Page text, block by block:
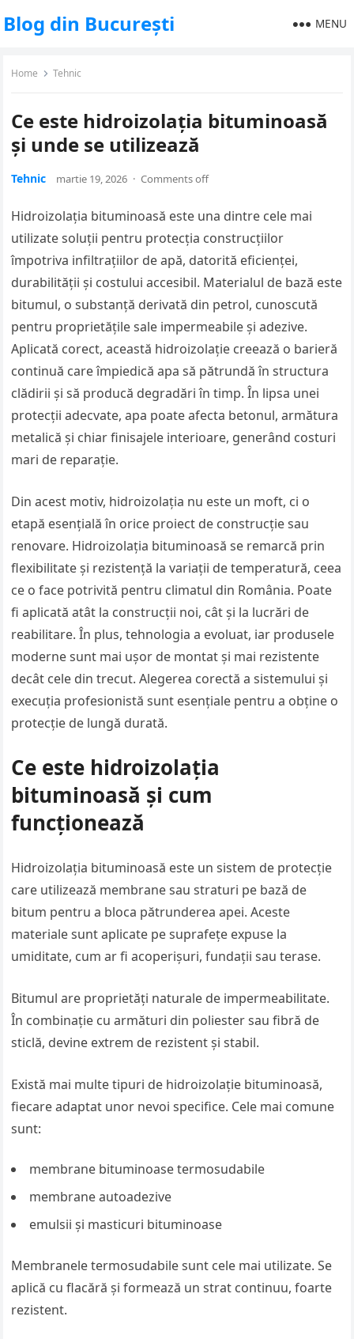
Blog din București MENU
Home Tehnic
Ce este hidroizolația bituminoasă
și unde se utilizează
Tehnic martie 19, 2026 · Comments off
Hidroizolația bituminoasă este una dintre cele mai
utilizate soluții pentru protecția construcțiilor
împotriva infiltrațiilor de apă, datorită eficienței,
durabilității și costului accesibil. Materialul de bază este
bitumul, o substanță derivată din petrol, cunoscută
pentru proprietățile sale impermeabile și adezive.
Aplicată corect, această hidroizolație creează o barieră
continuă care împiedică apa să pătrundă în structura
clădirii și să producă degradări în timp. În lipsa unei
protecții adecvate, apa poate afecta betonul, armătura
metalică și chiar finisajele interioare, generând costuri
mari de reparație.
Din acest motiv, hidroizolația nu este un moft, ci o
etapă esențială în orice proiect de construcție sau
renovare. Hidroizolația bituminoasă se remarcă prin
flexibilitate și rezistență la variații de temperatură, ceea
ce o face potrivită pentru climatul din România. Poate
fi aplicată atât la construcții noi, cât și la lucrări de
reabilitare. În plus, tehnologia a evoluat, iar produsele
moderne sunt mai ușor de montat și mai rezistente
decât cele din trecut. Alegerea corectă a sistemului și
execuția profesionistă sunt esențiale pentru a obține o
protecție de lungă durată.
Ce este hidroizolația
bituminoasă și cum
funcționează
Hidroizolația bituminoasă este un sistem de protecție
care utilizează membrane sau straturi pe bază de
bitum pentru a bloca pătrunderea apei. Aceste
materiale sunt aplicate pe suprafețe expuse la
umiditate, cum ar fi acoperișuri, fundații sau terase.
Bitumul are proprietăți naturale de impermeabilitate.
În combinație cu armături din poliester sau fibră de
sticlă, devine extrem de rezistent și stabil.
Există mai multe tipuri de hidroizolație bituminoasă,
fiecare adaptat unor nevoi specifice. Cele mai comune
sunt:
membrane bituminoase termosudabile
membrane autoadezive
emulsii și masticuri bituminoase
Membranele termosudabile sunt cele mai utilizate. Se
aplică cu flacără și formează un strat continuu, foarte
rezistent.